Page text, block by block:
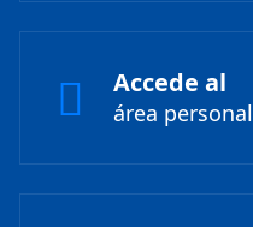
Accede al
área personal